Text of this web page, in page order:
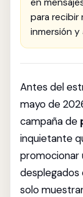
en
para recibir
inmersión
Antes del
mayo de
campaña de
inquietante
promocionar
desplegados
solo